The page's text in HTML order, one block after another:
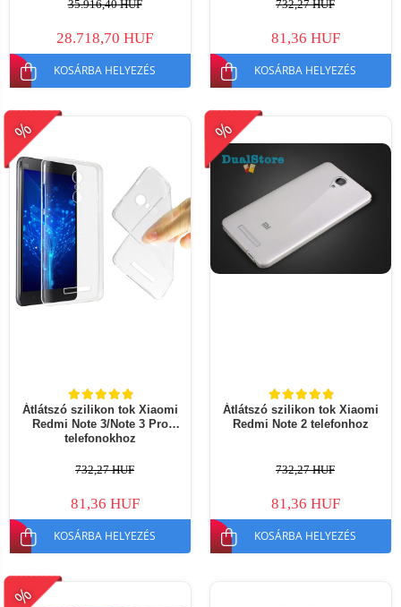
35.916,40 HUF
28.718,70 HUF
KOSÁRBA HELYEZÉS
732,27 HUF
81,36 HUF
KOSÁRBA HELYEZÉS
%
Átlátszó szilikon tok Xiaomi
Redmi Note 3/Note 3 Pro
telefonokhoz
732,27 HUF
81,36 HUF
KOSÁRBA HELYEZÉS
%
Átlátszó szilikon tok Xiaomi
Redmi Note 2 telefonhoz
732,27 HUF
81,36 HUF
KOSÁRBA HELYEZÉS
%